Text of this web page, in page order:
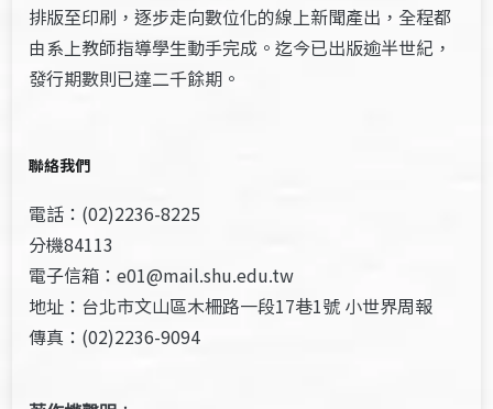
排版至印刷，逐步走向數位化的線上新聞產出，全程都
由系上教師指導學生動手完成。迄今已出版逾半世紀，
發行期數則已達二千餘期。
聯絡我們
電話：(02)2236-8225
分機84113
電子信箱：e01@mail.shu.edu.tw
地址：台北市文山區木柵路一段17巷1號 小世界周報
傳真：(02)2236-9094